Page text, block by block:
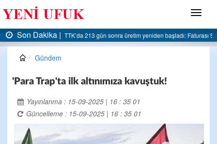
Menü
Faturası 5 milyar liraya dayandı
Son Dakika |AK Parti Ereğli İlçe Başkanlığı’ndan
Gündem
'Para Trap'ta ilk altınımıza kavuştuk!
Yayınlanma : 15-09-2025 | 16 : 35 01
Güncelleme : 15-09-2025 | 16 : 35 01